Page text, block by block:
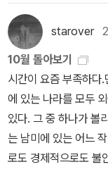
추천. 왜? 미야베 미
값 도서. 이건 구입. 다
잊고 있었어. 메모만
먹 요즘 읽고 있는
려 했는데. 만지고
한 노력을 필요로 한
여사도. 스티븐킹도
나? 아님 좀 더 참아야
나 형사 소설은 한상
빨리 <군림천하>완간
급한 현안인 진산월과
임영옥은 대체 맺어
횡행하는 임영옥 임신
늘어날 곳이 없을 정
이니 만큼 이번엔 또
정말 기대가 된다. 4
소설인데 조선 후기
산어보'를 썼었던 정
리학이 국가 이념이
보여주었던 천주교를
올 수 밖에 없었던 자'
보여준다고 한다. 4년
starover
10월 돌아보기
시간이 요즘 부족하다
에 있는 나라를 모두
있다. 그 중 하나가 볼
는 남미에 있는 어느
로도 경제적으로도 불